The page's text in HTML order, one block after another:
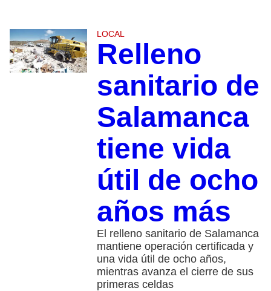
LOCAL
Relleno
sanitario de
Salamanca
tiene vida
útil de ocho
años más
El relleno sanitario de Salamanca
mantiene operación certificada y
una vida útil de ocho años,
mientras avanza el cierre de sus
primeras celdas